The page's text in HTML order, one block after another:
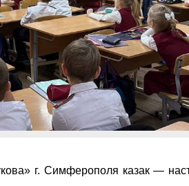
г. Симферополя казак —